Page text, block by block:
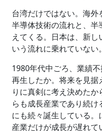
台湾だけではない。海外
半導体技術の流れと、
えてくる。日本は、新
いう流れに乗れていない。
1980年代中ごろ、業績
再生したか。将来を見
りに真剣に考え決めた
らも成長産業であり続
にも続々誕生している
産業だけが成長が遅れて